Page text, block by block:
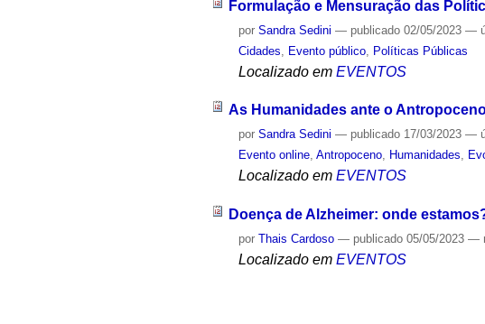
Formulação e Mensuração das
porSandra Sedini — publicado 02/05/2023—
Cidades
Evento público Políticas Públicas
Localizado em EVENTOS
As Humanidades ante o
porSandra Sedini — publicado 17/03/2023—
Evento online,Antropoceno, Humanidades,
Localizado em EVENTOS
Doença de Alzheimer: onde
porThais Cardoso — publicado 05/05/2023—
Localizado em EVENTOS